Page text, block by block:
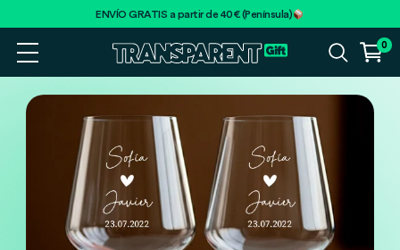
ENVÍO GRATIS a partir de 40€ (Península)
0